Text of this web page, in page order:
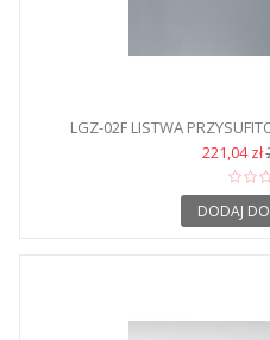
LGZ-02F LISTWA
221,04 zł
DODAJ